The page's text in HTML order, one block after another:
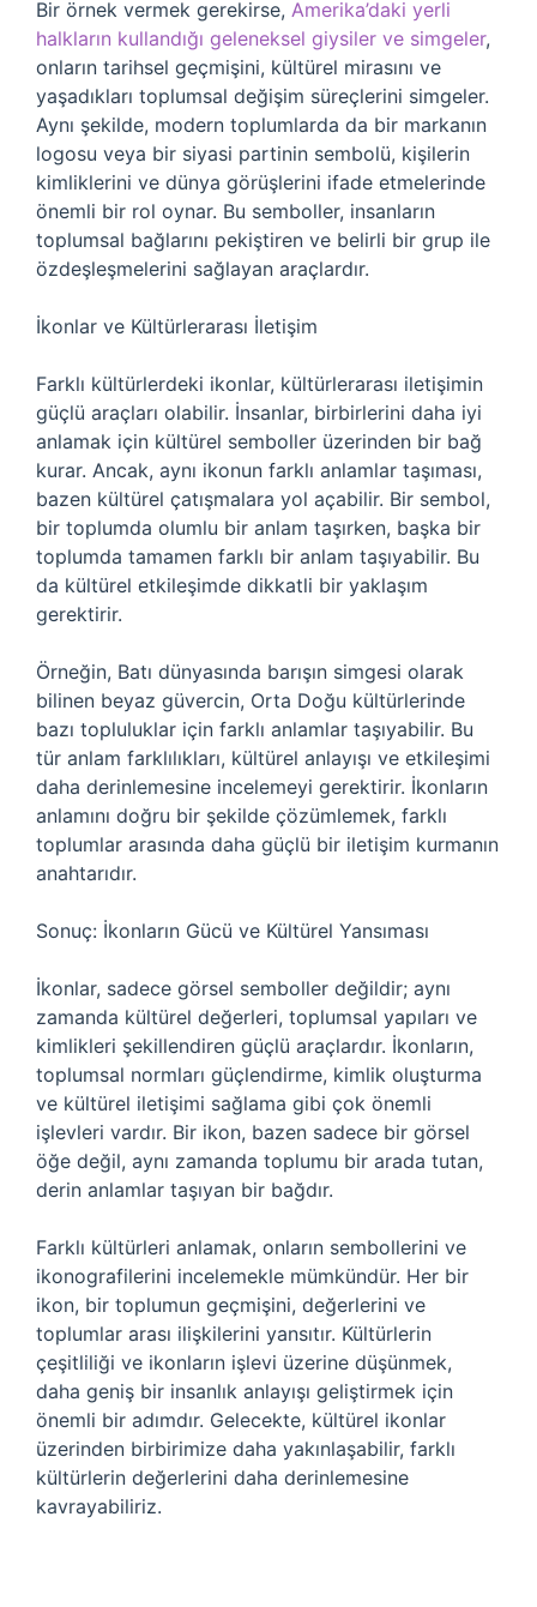
Bir örnek vermek gerekirse, Amerika’daki yerli
halkların kullandığı geleneksel giysiler ve simgeler,
onların tarihsel geçmişini, kültürel mirasını ve
yaşadıkları toplumsal değişim süreçlerini simgeler.
Aynı şekilde, modern toplumlarda da bir markanın
logosu veya bir siyasi partinin sembolü, kişilerin
kimliklerini ve dünya görüşlerini ifade etmelerinde
önemli bir rol oynar. Bu semboller, insanların
toplumsal bağlarını pekiştiren ve belirli bir grup ile
özdeşleşmelerini sağlayan araçlardır.
İkonlar ve Kültürlerarası İletişim
Farklı kültürlerdeki ikonlar, kültürlerarası iletişimin
güçlü araçları olabilir. İnsanlar, birbirlerini daha iyi
anlamak için kültürel semboller üzerinden bir bağ
kurar. Ancak, aynı ikonun farklı anlamlar taşıması,
bazen kültürel çatışmalara yol açabilir. Bir sembol,
bir toplumda olumlu bir anlam taşırken, başka bir
toplumda tamamen farklı bir anlam taşıyabilir. Bu
da kültürel etkileşimde dikkatli bir yaklaşım
gerektirir.
Örneğin, Batı dünyasında barışın simgesi olarak
bilinen beyaz güvercin, Orta Doğu kültürlerinde
bazı topluluklar için farklı anlamlar taşıyabilir. Bu
tür anlam farklılıkları, kültürel anlayışı ve etkileşimi
daha derinlemesine incelemeyi gerektirir. İkonların
anlamını doğru bir şekilde çözümlemek, farklı
toplumlar arasında daha güçlü bir iletişim kurmanın
anahtarıdır.
Sonuç: İkonların Gücü ve Kültürel Yansıması
İkonlar, sadece görsel semboller değildir; aynı
zamanda kültürel değerleri, toplumsal yapıları ve
kimlikleri şekillendiren güçlü araçlardır. İkonların,
toplumsal normları güçlendirme, kimlik oluşturma
ve kültürel iletişimi sağlama gibi çok önemli
işlevleri vardır. Bir ikon, bazen sadece bir görsel
öğe değil, aynı zamanda toplumu bir arada tutan,
derin anlamlar taşıyan bir bağdır.
Farklı kültürleri anlamak, onların sembollerini ve
ikonografilerini incelemekle mümkündür. Her bir
ikon, bir toplumun geçmişini, değerlerini ve
toplumlar arası ilişkilerini yansıtır. Kültürlerin
çeşitliliği ve ikonların işlevi üzerine düşünmek,
daha geniş bir insanlık anlayışı geliştirmek için
önemli bir adımdır. Gelecekte, kültürel ikonlar
üzerinden birbirimize daha yakınlaşabilir, farklı
kültürlerin değerlerini daha derinlemesine
kavrayabiliriz.